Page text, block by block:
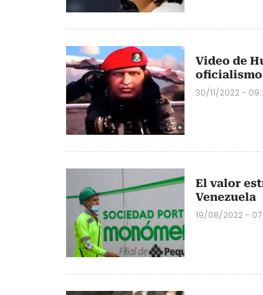
Video de
oficialismo
30/11/2022 -
El valor
Venezuela
19/08/2022 -